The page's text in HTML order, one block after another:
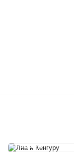
ПРЕМЬЕРА